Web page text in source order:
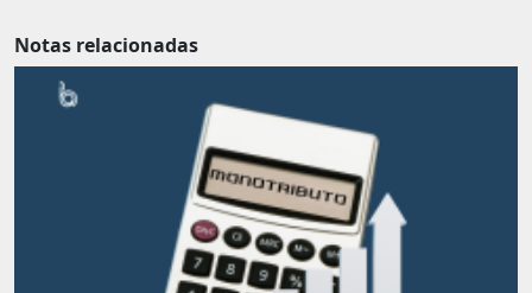
Notas relacionadas